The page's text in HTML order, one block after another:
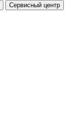
Сервисный центр